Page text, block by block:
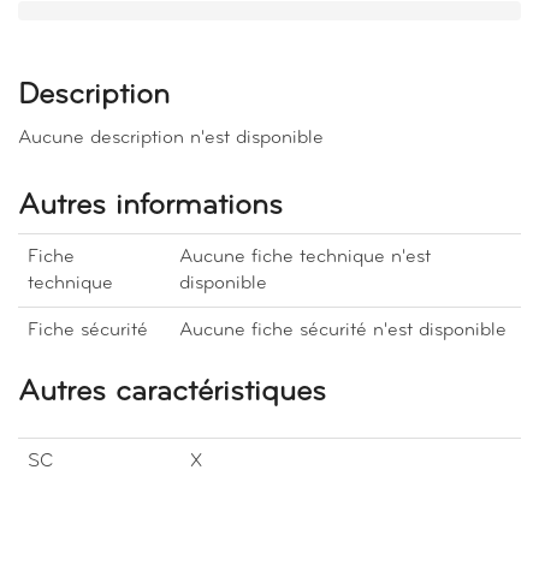
Description
Aucune description n'est disponible
Autres informations
Fiche
technique
Aucune fiche technique n'est
disponible
Fiche sécurité Aucune fiche sécurité n'est disponible
Autres caractéristiques
SC X